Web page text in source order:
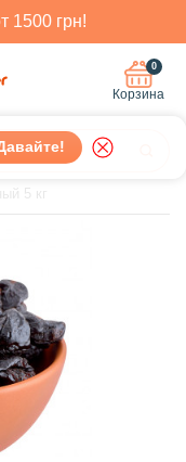
1500 грн!
0
Корзина
5 кг